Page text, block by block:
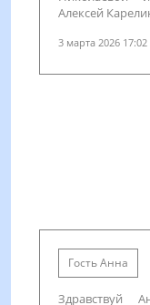
Алексей
3 марта 2026 17:02
Гость Анна
Здравствуй